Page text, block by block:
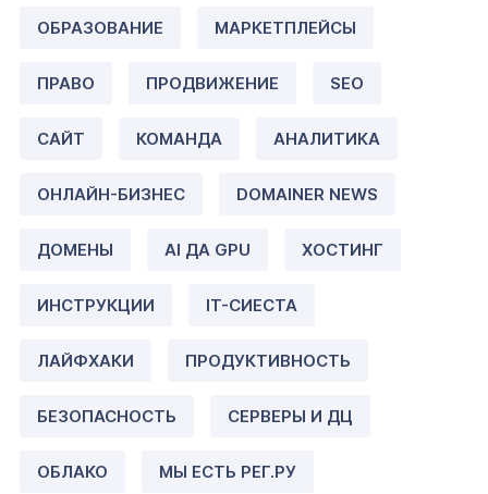
ОБРАЗОВАНИЕ МАРКЕТПЛЕЙСЫ
ПРАВО ПРОДВИЖЕНИЕ SEO
САЙТ КОМАНДА АНАЛИТИКА
ОНЛАЙН-БИЗНЕС DOMAINER NEWS
ДОМЕНЫ AI ДА GPU ХОСТИНГ
ИНСТРУКЦИИ IT-СИЕСТА
ЛАЙФХАКИ ПРОДУКТИВНОСТЬ
БЕЗОПАСНОСТЬ СЕРВЕРЫ И ДЦ
ОБЛАКО МЫ ЕСТЬ РЕГ.РУ